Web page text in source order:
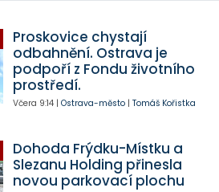
Proskovice chystají
odbahnění. Ostrava je
podpoří z Fondu životního
prostředí.
Včera 9:14| Ostrava-město| Tomáš Kořistka
Dohoda Frýdku-Místku a
Slezanu Holding přinesla
novou parkovací plochu